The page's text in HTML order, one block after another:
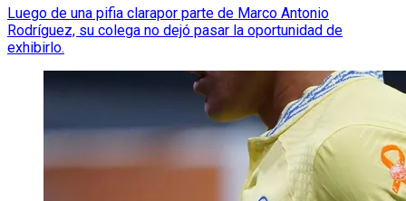
Luego de una pifia clarapor parte de Marco Antonio
Rodríguez, su colega no dejó pasar la oportunidad de
exhibirlo.